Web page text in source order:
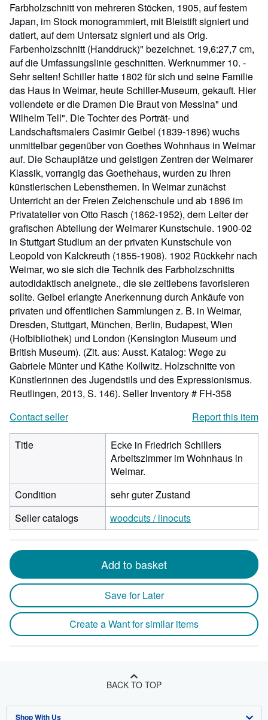
Farbholzschnitt von mehreren Stöcken, 1905, auf festem
Japan, im Stock monogrammiert, mit Bleistift signiert und
datiert, auf dem Untersatz signiert und als Orig.
Farbenholzschnitt (Handdruck)" bezeichnet. 19,6:27,7 cm,
auf die Umfassungslinie geschnitten. Werknummer 10. -
Sehr selten! Schiller hatte 1802 für sich und seine Familie
das Haus in Weimar, heute Schiller-Museum, gekauft. Hier
vollendete er die Dramen Die Braut von Messina" und
Wilhelm Tell". Die Tochter des Porträt- und
Landschaftsmalers Casimir Geibel (1839-1896) wuchs
unmittelbar gegenüber von Goethes Wohnhaus in Weimar
auf. Die Schauplätze und geistigen Zentren der Weimarer
Klassik, vorrangig das Goethehaus, wurden zu ihren
künstlerischen Lebensthemen. In Weimar zunächst
Unterricht an der Freien Zeichenschule und ab 1896 im
Privatatelier von Otto Rasch (1862-1952), dem Leiter der
grafischen Abteilung der Weimarer Kunstschule. 1900-02
in Stuttgart Studium an der privaten Kunstschule von
Leopold von Kalckreuth (1855-1908). 1902 Rückkehr nach
Weimar, wo sie sich die Technik des Farbholzschnitts
autodidaktisch aneignete., die sie zeitlebens favorisieren
sollte. Geibel erlangte Anerkennung durch Ankäufe von
privaten und öffentlichen Sammlungen z. B. in Weimar,
Dresden, Stuttgart, München, Berlin, Budapest, Wien
(Hofbibliothek) und London (Kensington Museum und
British Museum). (Zit. aus: Ausst. Katalog: Wege zu
Gabriele Münter und Käthe Kollwitz. Holzschnitte von
Künstlerinnen des Jugendstils und des Expressionismus.
Reutlingen, 2013, S. 146). Seller Inventory # FH-358
Contact seller
Report this item
Title
Ecke in Friedrich Schillers
Arbeitszimmer im Wohnhaus in
Weimar.
Condition
sehr guter Zustand
Seller catalogs
woodcuts / linocuts
Add to basket
Save for Later
Create a Want for similar items
BACK TO TOP
Shop With Us